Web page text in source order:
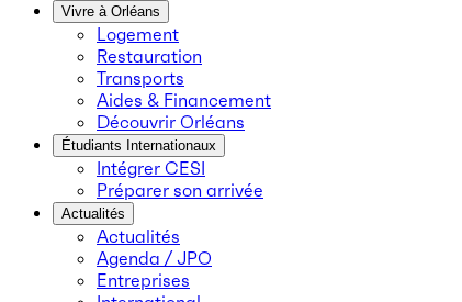
Vivre à Orléans
Logement
Restauration
Transports
Aides & Financement
Découvrir Orléans
Étudiants Internationaux
Intégrer CESI
Préparer son arrivée
Actualités
Actualités
Agenda / JPO
Entreprises